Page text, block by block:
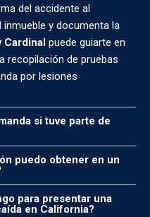
del accidente al
y documenta la
Cardinal puede guiarte en
recopilación de pruebas
por lesiones
si tuve parte de
puedo obtener en un
para presentar una
en California?